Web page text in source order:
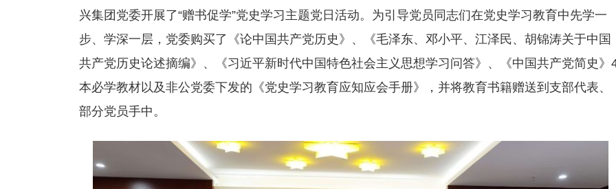
兴集团党委开展了“赠书促学”党史学习主题党日活动。为引导党员同志们在党史学习教育中先学一
步、学深一层，党委购买了《论中国共产党历史》、《毛泽东、邓小平、江泽民、胡锦涛关于中国
共产党历史论述摘编》、《习近平新时代中国特色社会主义思想学习问答》、《中国共产党简史》
本必学教材以及非公党委下发的《党史学习教育应知应会手册》，并将教育书籍赠送到支部代表、
部分党员手中。